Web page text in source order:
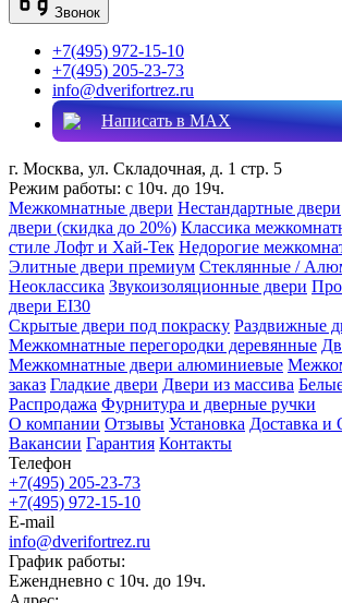
Звонок
+7(495) 972-15-10
+7(495) 205-23-73
info@dverifortrez.ru
Написать в MAX
г. Москва, ул. Складочная, д. 1 стр. 5
Режим работы: с 10ч. до 19ч.
Межкомнатные двери Нестандартные двери
двери (скидка до 20%) Классика
стиле Лофт и Хай-Тек Недорогие
Элитные двери премиум Стеклянные /
Неоклассика Звукоизоляционные двери
двери EI30
Скрытые двери под покраску Раздвижные
Межкомнатные перегородки деревянные
Межкомнатные двери алюминиевые
заказ Гладкие двери Двери из массива
Распродажа Фурнитура и дверные ручки
О компании Отзывы Установка Доставка и
Вакансии Гарантия Контакты
Телефон
+7(495) 205-23-73
+7(495) 972-15-10
E-mail
info@dverifortrez.ru
График работы:
Ежендневно с 10ч. до 19ч.